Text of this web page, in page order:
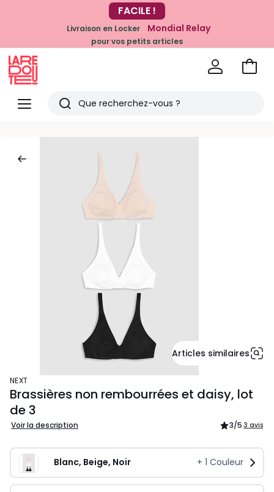
-20% dès 39€*
sur la mode
FACILE !
Livraison en Locker Mondial Relay
pour vos petits articles
Menu
Redoute
Rechercher
Voir
Articles similaires
NEXT
Brassières non rembourrées et daisy, lot
de 3
Voir la description 3/5 3 avis
Blanc, Beige, Noir + 1 Couleur